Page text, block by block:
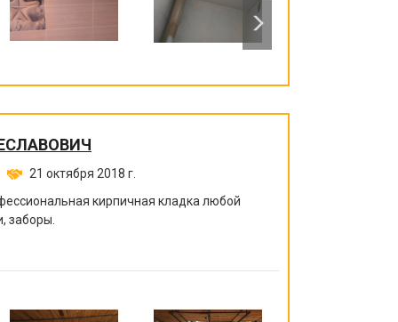
21 октября 2018 г.
кирпичная кладка любой
заборы.